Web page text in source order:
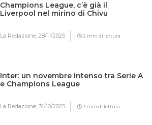
Champions League, c’è già il
Liverpool nel mirino di Chivu
La Redazione,28/11/2025 2 min di lettura
Inter: un novembre intenso tra Serie A
e Champions League
La Redazione,31/10/2025 3 min di lettura